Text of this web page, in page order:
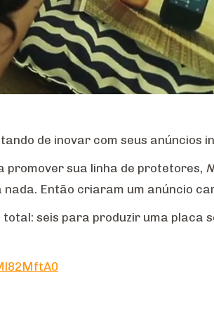
de inovar com seus anúncios
promover sua linha de protetores,
Então criaram um anúncio
total: seis para produzir uma